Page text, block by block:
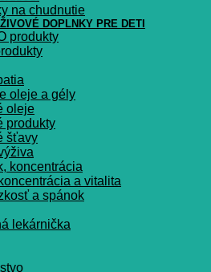
na chudnutie
DOPLNKY PRE DETI
produkty
oleje a gély
oleje
produkty
šťavy
koncentrácia
a vitalita
a spánok
lekárnička